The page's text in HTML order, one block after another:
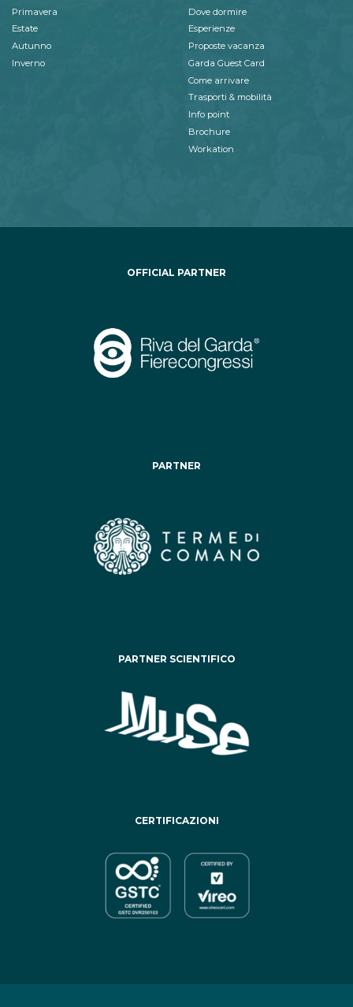
Primavera
Estate
Autunno
Inverno
Dove dormire
Esperienze
Proposte vacanza
Garda Guest Card
Come arrivare
Trasporti & mobilità
Info point
Brochure
Workation
OFFICIAL PARTNER
PARTNER
PARTNER SCIENTIFICO
CERTIFICAZIONI